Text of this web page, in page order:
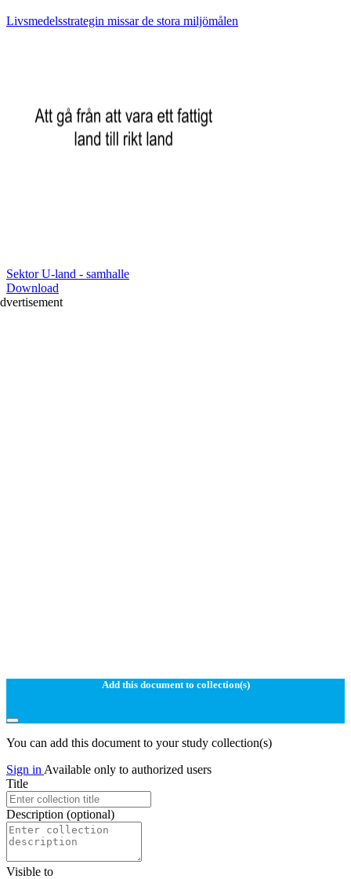
Livsmedelsstrategin missar de stora miljömålen
Sektor U-land - samhalle
Download
Add this document to collection(s)
You can add this document to your study collection(s)
Sign in Available only to authorized users
Title
Description (optional)
Visible to